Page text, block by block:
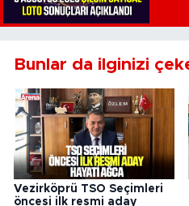
Bunlar da ilginizi
Vezirköprü TSO Seçimleri
öncesi ilk resmi aday